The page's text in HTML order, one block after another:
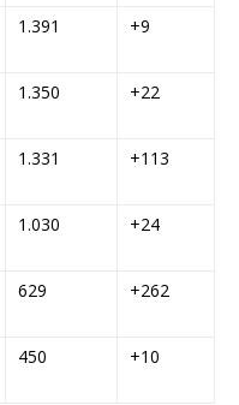
1.391 +9
1.350 +22
1.331 +113
1.030 +24
629 +262
450 +10